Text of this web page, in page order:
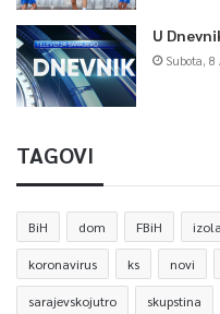
U
Subota,
TAGOVI
BiH dom FBiH
koronavirus ks novi
sarajevskojutro skupstina